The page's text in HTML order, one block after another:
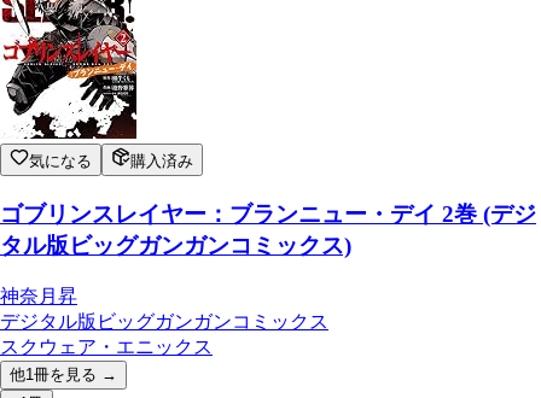
気になる 購入済み
ゴブリンスレイヤー：ブランニュー・デイ 2巻 (デジ
タル版ビッグガンガンコミックス)
神奈月昇
デジタル版ビッグガンガンコミックス
スクウェア・エニックス
他1 冊を見る →